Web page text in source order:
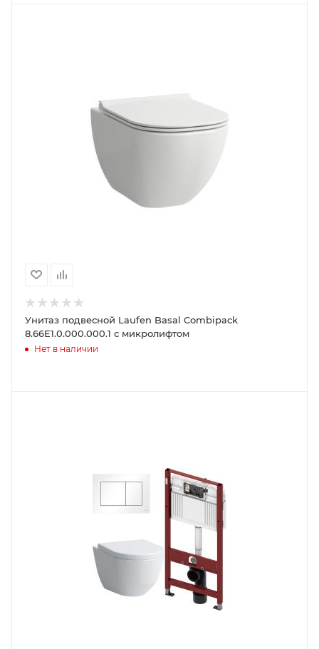
Унитаз подвесной Laufen Basal Combipack
8.66E1.0.000.000.1 с микролифтом
Нет в наличии